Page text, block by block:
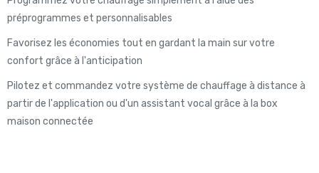
préprogrammes et personnalisables
Favorisez les économies tout en gardant la main sur votre
confort grâce à l'anticipation
Pilotez et commandez votre système de chauffage à distance à
partir de l'application ou d'un assistant vocal grâce à la box
maison connectée